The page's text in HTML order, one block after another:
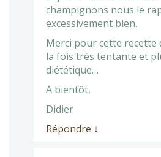
champignons nous le
excessivement bien.
Merci pour cette recette
la fois très tentante et
diététique…
A bientôt,
Didier
Répondre ↓